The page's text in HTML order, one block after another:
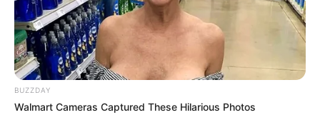
BUZZDAY
Walmart Cameras Captured These Hilarious Photos